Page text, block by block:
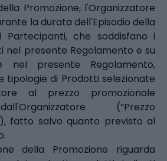
Promozione, l'Organizzatore
la durata dell'Episodio della
Partecipanti, che soddisfano i
nel presente Regolamento e su
nel presente Regolamento,
tipologie di Prodotti selezionate
al prezzo promozionale
(“Prezzo
fatto salvo quanto previsto al
della Promozione riguarda